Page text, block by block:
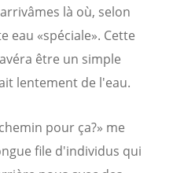
là où, selon
eau «spéciale». Cette
être un simple
lentement de l'eau.
pour ça?» me
file d'individus qui